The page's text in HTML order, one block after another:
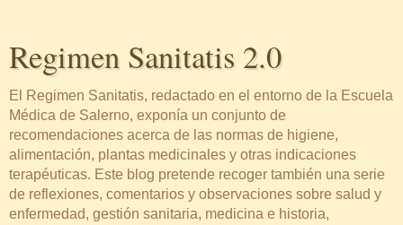
Regimen Sanitatis 2.0
El Regimen Sanitatis, redactado en el entorno de la Escuela
Médica de Salerno, exponía un conjunto de
recomendaciones acerca de las normas de higiene,
alimentación, plantas medicinales y otras indicaciones
terapéuticas. Este blog pretende recoger también una serie
de reflexiones, comentarios y observaciones sobre salud y
enfermedad, gestión sanitaria, medicina e historia,